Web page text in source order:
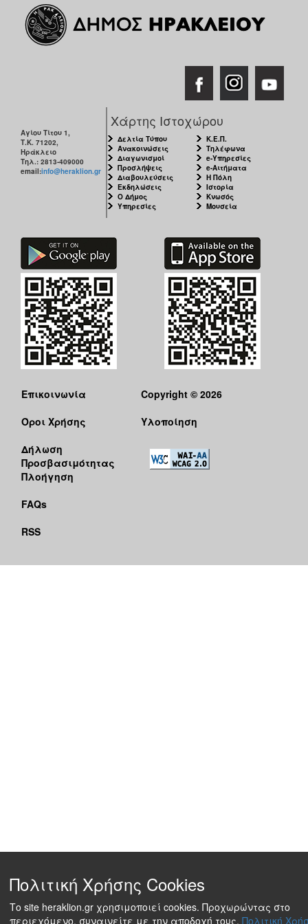
ΑΝΘΕΚΤΙΚΗ
ΠΟΛΗ
Αγίου Τίτου 1,
Τ.Κ. 71202,
Ηράκλειο
Τηλ.: 2813-409000
email:info@heraklion.gr
Χάρτης Ιστοχώρου
Δελτία Τύπου
Ανακοινώσεις
Διαγωνισμοί
Προσλήψεις
Διαβουλεύσεις
Εκδηλώσεις
Ο Δήμος
Υπηρεσίες
Κ.Ε.Π.
Τηλέφωνα
e-Υπηρεσίες
e-Αιτήματα
Η Πόλη
Ιστορία
Κνωσός
Μουσεία
Επικοινωνία
Όροι Χρήσης
Δήλωση
Προσβασιμότητας
Πλοήγηση
FAQs
RSS
Copyright © 2026
Υλοποίηση
Πολιτική Χρήσης Cookies
Το site heraklion.gr χρησιμοποιεί cookies. Προχωρώντας στο
περιεχόμενο, συναινείτε με την αποδοχή τους. Πολιτική